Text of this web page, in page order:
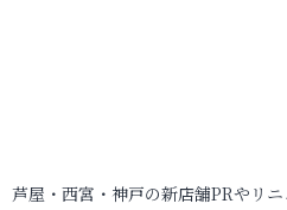
芦屋・西宮・神戸の新店舗PRやリ